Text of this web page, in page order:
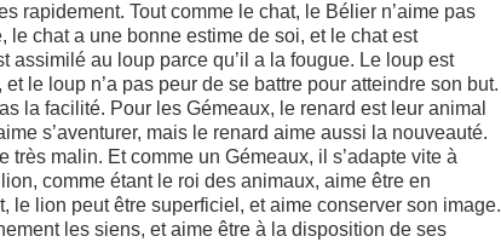
rapidement. Tout comme le chat, le Bélier n’aime pas
le chat a une bonne estime de soi, et le chat est
assimilé au loup parce qu’il a la fougue. Le loup est
le loup n’a pas peur de se battre pour atteindre son but.
la facilité. Pour les Gémeaux, le renard est leur animal
s’aventurer, mais le renard aime aussi la nouveauté.
malin. Et comme un Gémeaux, il s’adapte vite à
comme étant le roi des animaux, aime être en
le lion peut être superficiel, et aime conserver son image.
les siens, et aime être à la disposition de ses